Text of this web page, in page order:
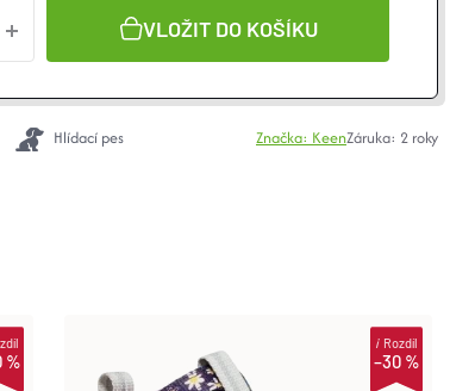
VLOŽIT DO KOŠÍKU
Hlídací pes Značka: KeenZáruka: 2 roky
% –30 %
iRozdíl